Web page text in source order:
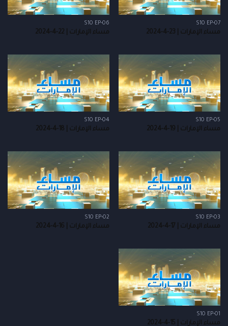
S10 EP-07
مساء الإمارات | 23-4-2024
S10 EP-06
مساء الإمارات | 22-4-2024
S10 EP-05
مساء الإمارات | 19-4-2024
S10 EP-04
مساء الإمارات | 18-4-2024
S10 EP-03
مساء الإمارات | 17-4-2024
S10 EP-02
مساء الإمارات | 16-4-2024
S10 EP-01
مساء الإمارات | 15-4-2024